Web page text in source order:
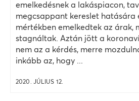
emelkedésnek a lakáspiacon,
megcsappant kereslet hatására
mértékben emelkedtek az árak,
stagnáltak. Aztán jött a
nem az a kérdés, merre
inkább az, hogy ...
2020. JÚLIUS 12.